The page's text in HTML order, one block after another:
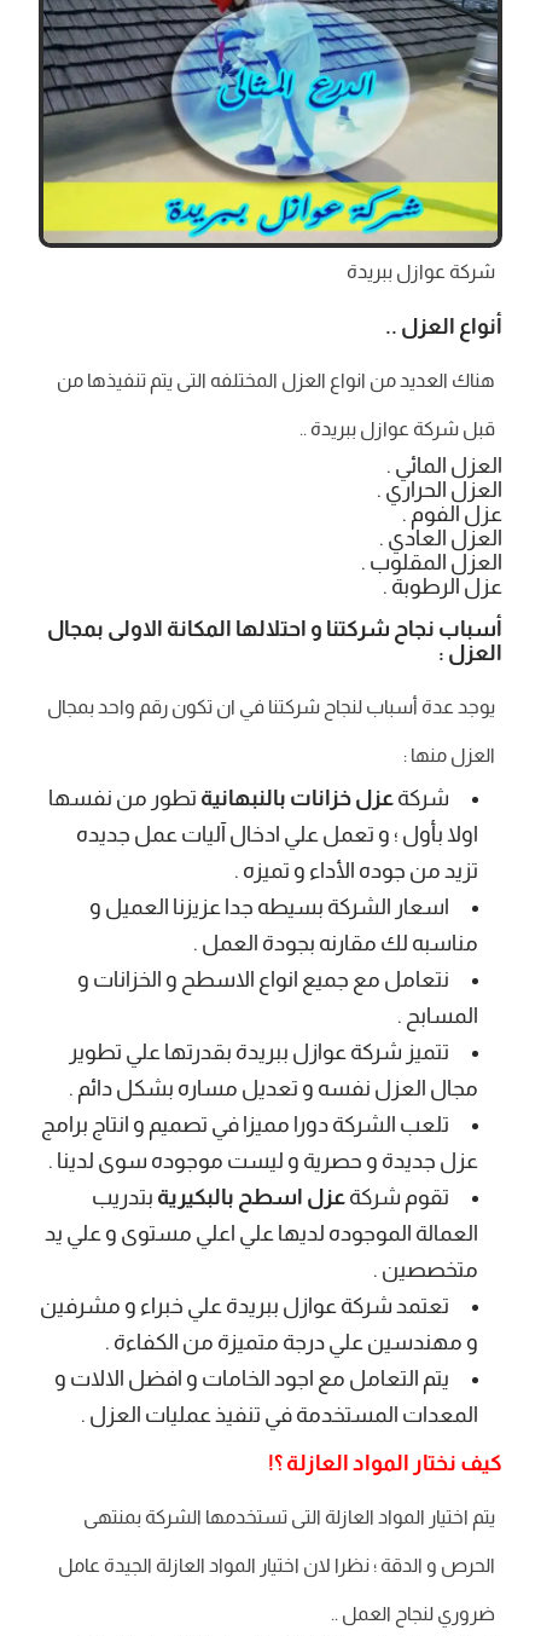
شركة عوازل ببريدة
أنواع العزل ..
هناك العديد من انواع العزل المختلفه التى يتم تنفيذها من
قبل شركة عوازل ببريدة ..
العزل المائي .
العزل الحراري .
عزل الفوم .
العزل العادي .
العزل المقلوب .
عزل الرطوبة .
أسباب نجاح شركتنا و احتلالها المكانة الاولى بمجال
العزل :
يوجد عدة أسباب لنجاح شركتنا في ان تكون رقم واحد بمجال
العزل منها :
شركةعزل خزانات بالنبهانية تطور من نفسها
اولا بأول ؛ و تعمل علي ادخال آليات عمل جديده
تزيد من جوده الأداء و تميزه .
اسعار الشركة بسيطه جدا عزيزنا العميل و
مناسبه لك مقارنه بجودة العمل .
نتعامل مع جميع انواع الاسطح و الخزانات و
المسابح .
تتميز شركة عوازل ببريدة بقدرتها علي تطوير
مجال العزل نفسه و تعديل مساره بشكل دائم .
تلعب الشركة دورا مميزا في تصميم و انتاج برامج
عزل جديدة و حصرية و ليست موجوده سوى لدينا .
تقوم شركةعزل اسطح بالبكيرية بتدريب
العمالة الموجوده لديها علي اعلي مستوى و علي يد
متخصصين .
تعتمد شركة عوازل ببريدة علي خبراء و مشرفين
و مهندسين علي درجة متميزة من الكفاءة .
يتم التعامل مع اجود الخامات و افضل الالات و
المعدات المستخدمة في تنفيذ عمليات العزل .
كيف نختار المواد العازلة ؟!
يتم اختيار المواد العازلة التى تستخدمها الشركة بمنتهى
الحرص و الدقة ؛ نظرا لان اختيار المواد العازلة الجيدة عامل
ضروري لنجاح العمل ..